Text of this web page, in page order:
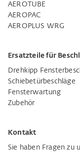
AEROTUBE
AEROPAC
AEROPLUS WRG
Ersatzteile für
Drehkipp
Schiebetürbeschläge
Fensterwartung
Zubehör
Kontakt
Sie haben Fragen zu